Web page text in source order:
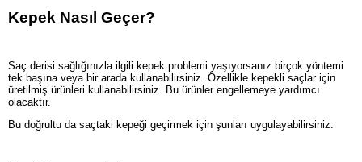
Kepek Nasıl Geçer?
Saç derisi sağlığınızla ilgili kepek problemi yaşıyorsanız birçok yöntemi
tek başına veya bir arada kullanabilirsiniz. Özellikle kepekli saçlar için
üretilmiş ürünleri kullanabilirsiniz. Bu ürünler engellemeye yardımcı
olacaktır.
Bu doğrultu da saçtaki kepeği geçirmek için şunları uygulayabilirsiniz.